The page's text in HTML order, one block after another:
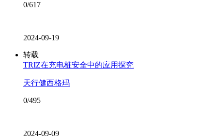
0/617
2024-09-19
转载
TRIZ在充电桩安全中的应用探究
天行健西格玛
0/495
2024-09-09